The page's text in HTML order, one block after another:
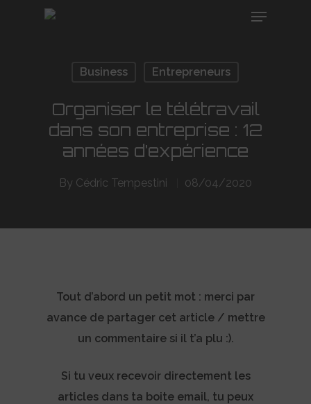
Business Entrepreneurs
Organiser le télétravail
dans son entreprise : 12
années d’expérience
By Cédric Tempestini 08/04/2020
Tout d’abord un petit mot : merci par
avance de partager cet article / mettre
un commentaire si il t’a plu :).
Si tu veux recevoir directement les
articles dans ta boite email, tu peux